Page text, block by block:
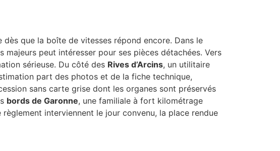
que la boîte de vitesses répond encore. Dans le
peut intéresser pour ses pièces détachées. Vers
sérieuse. Du côté des Rives d’Arcins, un utilitaire
part des photos et de la fiche technique,
sans carte grise dont les organes sont préservés
bords de Garonne, une familiale à fort kilométrage
interviennent le jour convenu, la place rendue